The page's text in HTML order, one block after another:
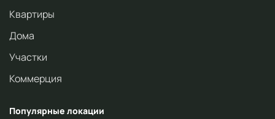
Квартиры
Дома
Участки
Коммерция
Популярные локации